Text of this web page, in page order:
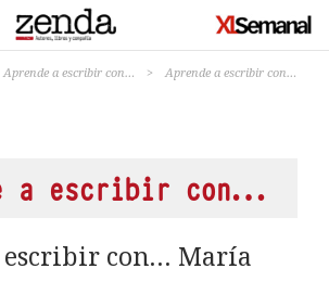
Aprende a escribir con… >
Aprende a escribir con…
a escribir con…
escribir con… María